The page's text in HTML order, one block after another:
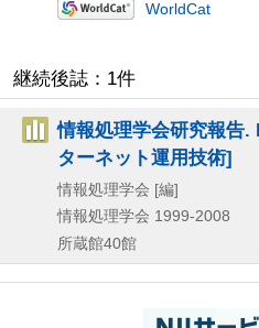
WorldCat
継続後誌：1件
情報処理学会研究報告.
ターネット運用技術]
情報処理学会 [編]
情報処理学会 1999-2008
所蔵館40館